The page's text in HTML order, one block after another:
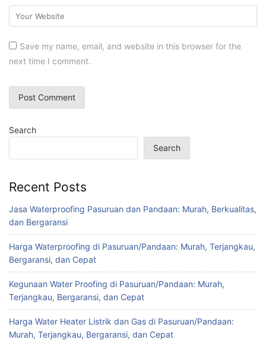
Save my name, email, and website in this browser for the
next time I comment.
Search
Search
Recent Posts
Jasa Waterproofing Pasuruan dan Pandaan: Murah, Berkualitas,
dan Bergaransi
Harga Waterproofing di Pasuruan/Pandaan: Murah, Terjangkau,
Bergaransi, dan Cepat
Kegunaan Water Proofing di Pasuruan/Pandaan: Murah,
Terjangkau, Bergaransi, dan Cepat
Harga Water Heater Listrik dan Gas di Pasuruan/Pandaan:
Murah, Terjangkau, Bergaransi, dan Cepat